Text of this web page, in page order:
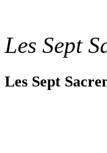
Les Sept
Les Sept